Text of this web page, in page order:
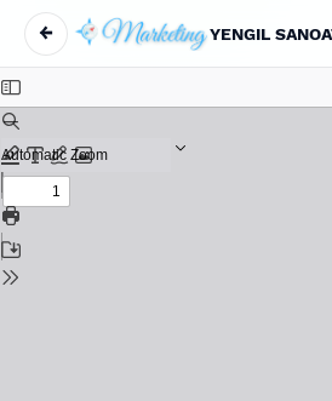
←
Return to Article Details